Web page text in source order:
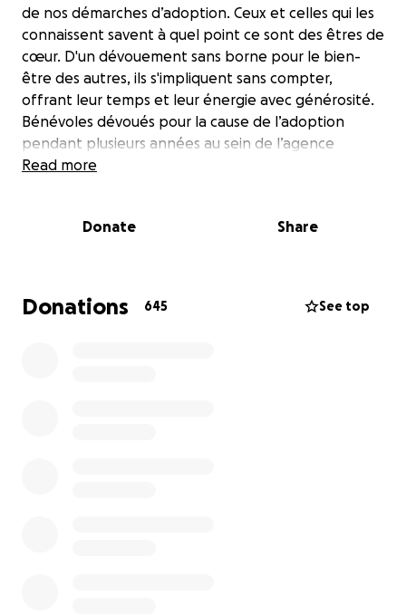
de nos démarches d’adoption. Ceux et celles qui les
connaissent savent à quel point ce sont des êtres de
cœur. D'un dévouement sans borne pour le bien-
être des autres, ils s'impliquent sans compter,
offrant leur temps et leur énergie avec générosité.
Bénévoles dévoués pour la cause de l’adoption
pendant plusieurs années au sein de l’agence
Formons une famille, leur exemple inspirant a
aimante et rassurante pour des enfants ayant
besoin d’un refuge temporaire.
Read more
Donate Share
Donations 645 See top